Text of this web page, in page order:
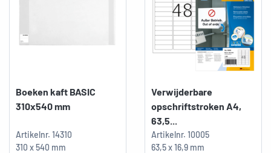
Boeken kaft BASIC
310x540 mm
Artikelnr. 14310
310 x 540 mm
Verwijderbare
opschriftstroken A4,
63,5...
Artikelnr. 10005
63,5 x 16,9 mm